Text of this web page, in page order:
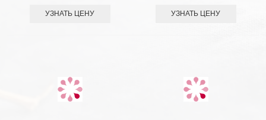
УЗНАТЬ ЦЕНУ УЗНАТЬ ЦЕНУ